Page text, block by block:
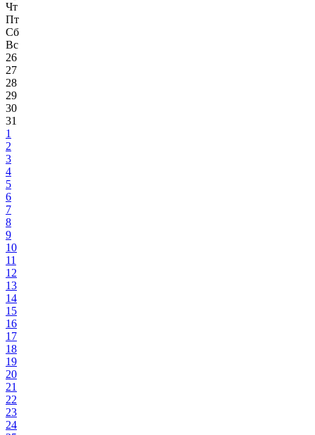
Чт
Пт
Сб
Вс
26
27
28
29
30
31
1
2
3
4
5
6
7
8
9
10
11
12
13
14
15
16
17
18
19
20
21
22
23
24